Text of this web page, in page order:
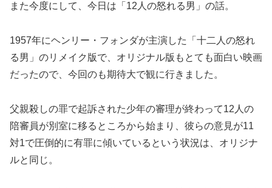
また今度にして、今日は「12人の怒れる男」の話。
1957年にヘンリー・フォンダが主演した「十二人の怒れ
る男」のリメイク版で、オリジナル版もとても面白い映画
だったので、今回のも期待大で観に行きました。
父親殺しの罪で起訴された少年の審理が終わって12人の
陪審員が別室に移るところから始まり、彼らの意見が11
対1で圧倒的に有罪に傾いているという状況は、オリジナ
ルと同じ。